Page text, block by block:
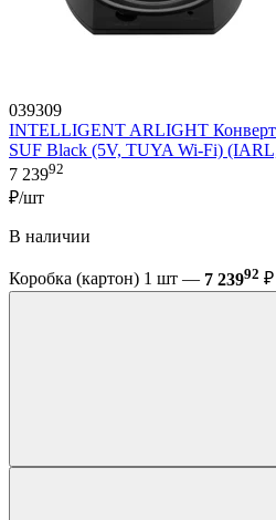
039309
INTELLIGENT ARLIGHT
SUF Black (5V, TUYA Wi-Fi)
7 23992
₽/шт
В наличии
Коробка (картон) 1 шт — 7 23992 ₽